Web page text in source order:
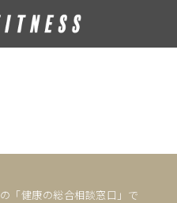
「健康の総合相談窓口」で